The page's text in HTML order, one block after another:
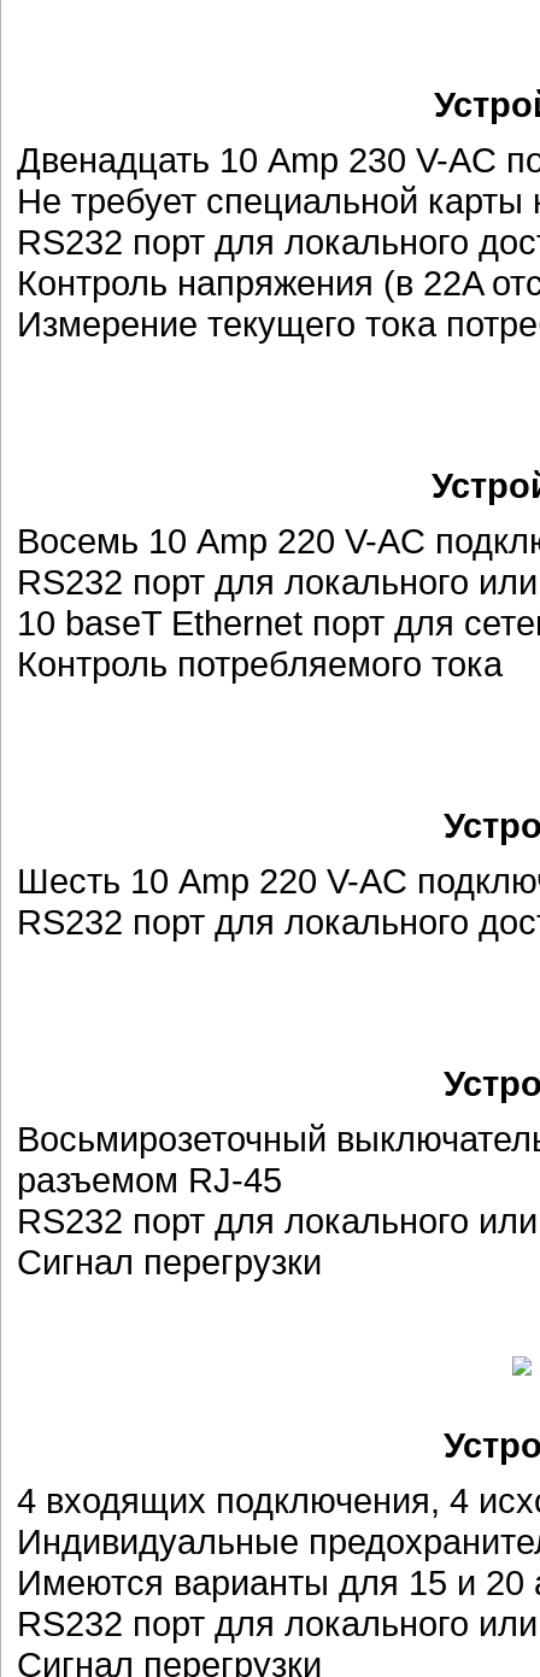
Двенадцать 10 Amp 230 V-AC
Не требует специальной карты
RS232 порт для локального
Контроль напряжения (в 22A
Измерение текущего тока
Восемь 10 Amp 220 V-AC
RS232 порт для локального
10 baseT Ethernet порт для
Контроль потребляемого тока
Шесть 10 Amp 220 V-AC
RS232 порт для локального
Восьмирозеточный
разъемом RJ-45
RS232 порт для локального
Сигнал перегрузки
4 входящих подключения, 4
Индивидуальные
Имеются варианты для 15 и 20
RS232 порт для локального
Сигнал перегрузки